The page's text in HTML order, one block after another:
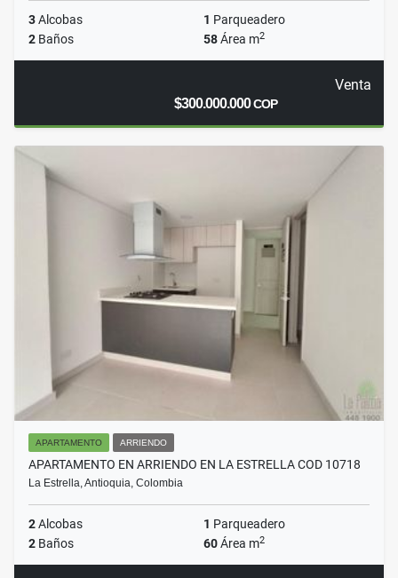
3Alcobas 1 Parqueadero
2 Baños 58Área m2
Venta
$300.000.000COP
APARTAMENTO ARRIENDO
APARTAMENTO EN ARRIENDO EN LA ESTRELLA COD 10718
La Estrella, Antioquia, Colombia
2Alcobas 1 Parqueadero
2 Baños 60Área m2